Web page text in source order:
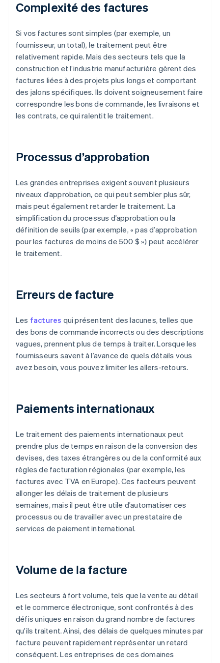
Complexité des factures
Si vos factures sont simples (par exemple, un
fournisseur, un total), le traitement peut être
relativement rapide. Mais des secteurs tels que la
construction et l’industrie manufacturière gèrent des
factures liées à des projets plus longs et comportant
des jalons spécifiques. Ils doivent soigneusement faire
correspondre les bons de commande, les livraisons et
les contrats, ce qui ralentit le traitement.
Processus d’approbation
Les grandes entreprises exigent souvent plusieurs
niveaux d’approbation, ce qui peut sembler plus sûr,
mais peut également retarder le traitement. La
simplification du processus d’approbation ou la
définition de seuils (par exemple, « pas d’approbation
pour les factures de moins de 500 $ ») peut accélérer
le traitement.
Erreurs de facture
Les factures qui présentent des lacunes, telles que
des bons de commande incorrects ou des descriptions
vagues, prennent plus de temps à traiter. Lorsque les
fournisseurs savent à l’avance de quels détails vous
avez besoin, vous pouvez limiter les allers-retours.
Paiements internationaux
Le traitement des paiements internationaux peut
prendre plus de temps en raison de la conversion des
devises, des taxes étrangères ou de la conformité aux
règles de facturation régionales (par exemple, les
factures avec TVA en Europe). Ces facteurs peuvent
allonger les délais de traitement de plusieurs
semaines, mais il peut être utile d’automatiser ces
processus ou de travailler avec un prestataire de
services de paiement international.
Volume de la facture
Les secteurs à fort volume, tels que la vente au détail
et le commerce électronique, sont confrontés à des
défis uniques en raison du grand nombre de factures
qu'ils traitent. Ainsi, des délais de quelques minutes par
facture peuvent rapidement représenter un retard
conséquent. Les entreprises de ces domaines